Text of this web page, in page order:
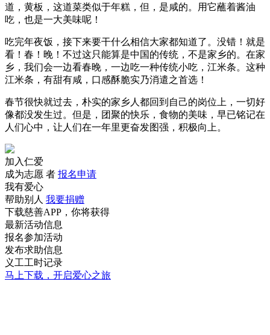
道，黄板，这道菜类似于年糕，但，是咸的。用它蘸着酱油
吃，也是一大美味呢！
吃完年夜饭，接下来要干什么相信大家都知道了。没错！就是
看！春！晚！不过这只能算是中国的传统，不是家乡的。在家
乡，我们会一边看春晚，一边吃一种传统小吃，江米条。这种
江米条，有甜有咸，口感酥脆实乃消遣之首选！
春节很快就过去，朴实的家乡人都回到自己的岗位上，一切好
像都没发生过。但是，团聚的快乐，食物的美味，早已铭记在
人们心中，让人们在一年里更奋发图强，积极向上。
加入仁爱
成为志愿 者 报名申请
我有爱心
帮助别人 我要捐赠
下载慈善APP，你将获得
最新活动信息
报名参加活动
发布求助信息
义工工时记录
马上下载，开启爱心之旅